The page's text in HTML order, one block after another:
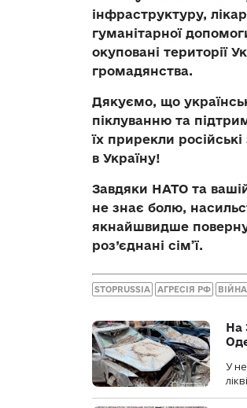
інфраструктуру,
гуманітарної
окуповані території
громадянства.
Дякуємо, що
піклуванню та
їх прирекли
в Україну!
Завдяки НАТО та
не знає болю,
якнайшвидше
роз’єднані сім’ї.
STOPRUSSIA АГРЕСІЯ РФ ВІЙНА
На
У